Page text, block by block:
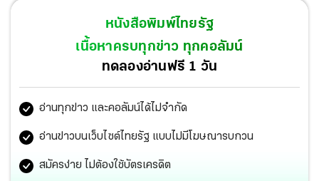
แห่งชาติเม็กซิโก (National Institute of Anthropology and
History-INAH) ที่ขุดต่อไปด้านล่างพื้นที่พบฟอสซิลหางชิ้นดัง
กล่าว จนกระทั่งไปพบกับชิ้นส่วนอื่นๆ คือ กะโหลก หงอน
กระดูกโคนขา กระดูกสะบัก
หนังสือพิมพ์ไทยรัฐ
เนื้อหาครบทุกข่าว ทุกคอลัมน์
ทดลองอ่านฟรี 1 วัน
อ่านทุกข่าว และคอลัมน์ได้ไม่จำกัด
อ่านข่าวบนเว็บไซต์ไทยรัฐ แบบไม่มีโฆษณารบกวน
สมัครง่าย ไม่ต้องใช้บัตรเครดิต